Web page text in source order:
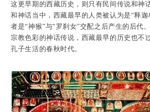
这更早期的西藏历史，则只有民间传说和神
和神话当中，西藏最早的人类被认为是“释迦
者是“神猴”与“罗刹女”交配之后产生的后代
宗教色彩的神话传说，西藏最早的历史也不
孔子生活的春秋时代。